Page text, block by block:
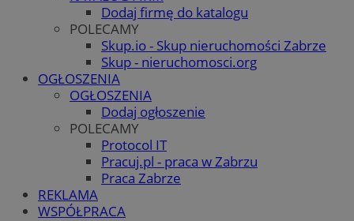
Dodaj firmę do katalogu
POLECAMY
Skup.io - Skup nieruchomości Zabrze
Skup - nieruchomosci.org
OGŁOSZENIA
OGŁOSZENIA
Dodaj ogłoszenie
POLECAMY
Protocol IT
Pracuj.pl - praca w Zabrzu
Praca Zabrze
REKLAMA
WSPÓŁPRACA